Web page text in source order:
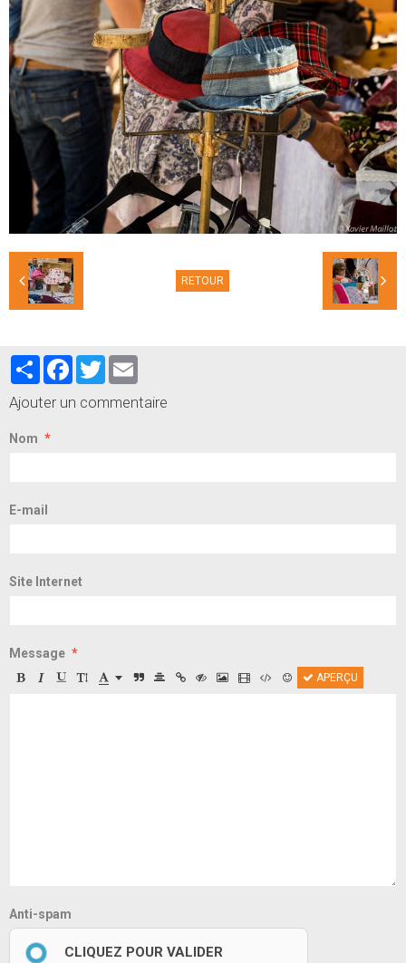
RETOUR
PartagerFacebook
Twitter
Ajouter un commentaire
Nom
E-mail
Site Internet
Message
APERÇU
Anti-spam
CLIQUEZ POUR VALIDER